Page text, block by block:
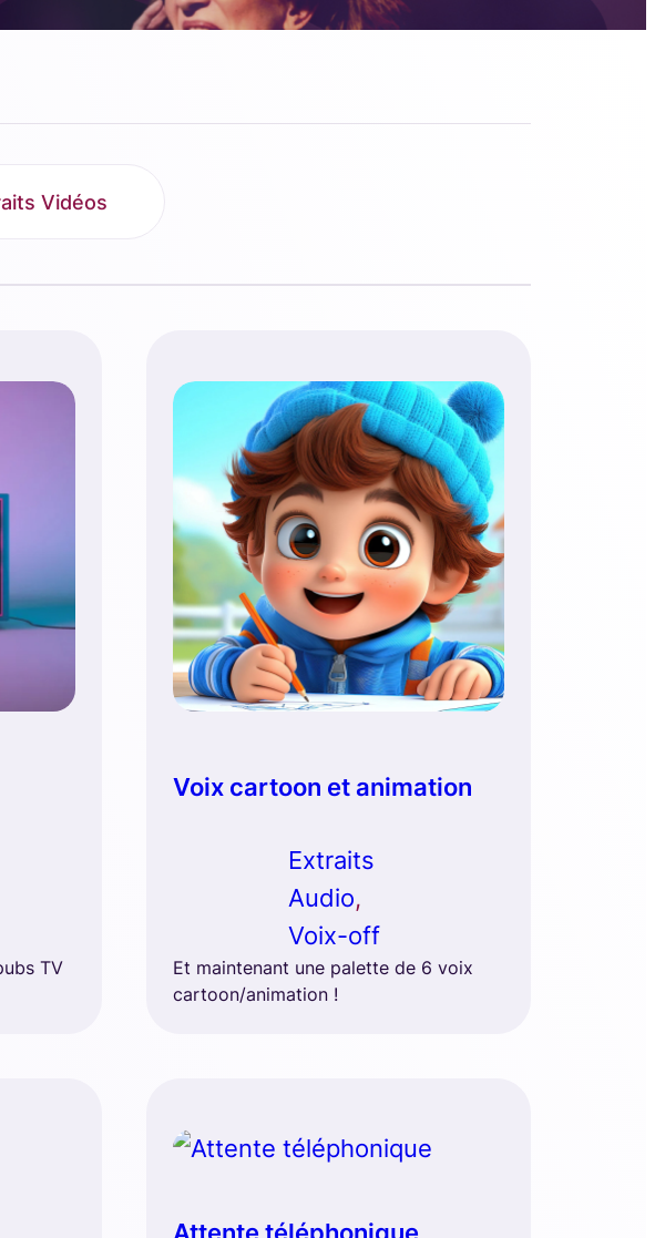
Vidéos
TV
Voix cartoon et animation
Extraits
Audio
Voix-off
Et maintenant une palette de 6 voix
cartoon/animation !